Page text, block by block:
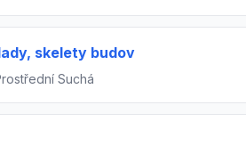
skelety budov
Suchá